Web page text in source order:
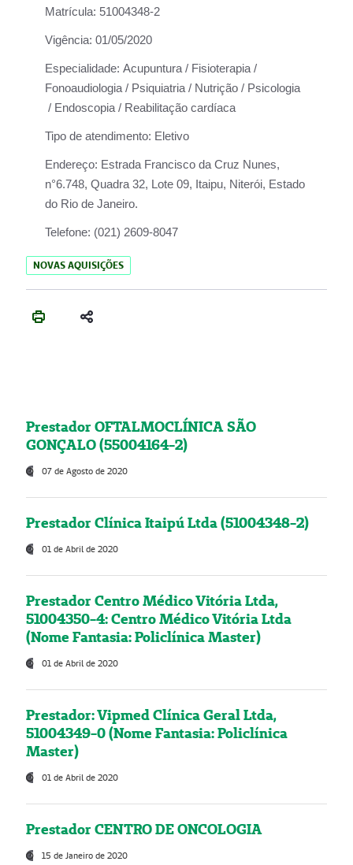
Matrícula: 51004348-2
Vigência: 01/05/2020
Especialidade: Acupuntura / Fisioterapia /
Fonoaudiologia / Psiquiatria / Nutrição / Psicologia
/ Endoscopia / Reabilitação cardíaca
Tipo de atendimento: Eletivo
Endereço: Estrada Francisco da Cruz Nunes,
n°6.748, Quadra 32, Lote 09, Itaipu, Niterói, Estado
do Rio de Janeiro.
Telefone: (021) 2609-8047
NOVAS AQUISIÇÕES
Prestador OFTALMOCLÍNICA SÃO
GONÇALO (55004164-2)
07 de Agosto de 2020
Prestador Clínica Itaipú Ltda (51004348-2)
01 de Abril de 2020
Prestador Centro Médico Vitória Ltda,
51004350-4: Centro Médico Vitória Ltda
(Nome Fantasia: Policlínica Master)
01 de Abril de 2020
Prestador: Vipmed Clínica Geral Ltda,
51004349-0 (Nome Fantasia: Policlínica
Master)
01 de Abril de 2020
Prestador CENTRO DE ONCOLOGIA
15 de Janeiro de 2020